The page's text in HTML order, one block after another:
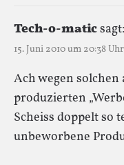
Tech-o-maticsagt:
15. Juni 2010 um 20:38 Uhr
Ach wegen
produzierten
Scheiss doppelt so
unbeworbene